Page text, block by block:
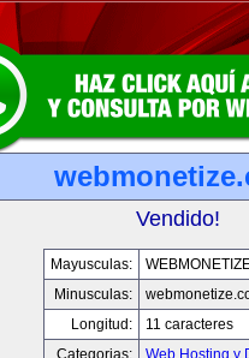
Vendido!
Mayusculas:
Minusculas:
Longitud:
11 caracteres
Categorias:
Web Hosting y